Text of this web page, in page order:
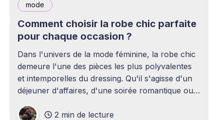
mode
Comment choisir la robe chic parfaite
pour chaque occasion ?
Dans l'univers de la mode féminine, la robe chic
demeure l'une des pièces les plus polyvalentes
et intemporelles du dressing. Qu'il s'agisse d'un
déjeuner d'affaires, d'une soirée romantique ou
2 min de lecture